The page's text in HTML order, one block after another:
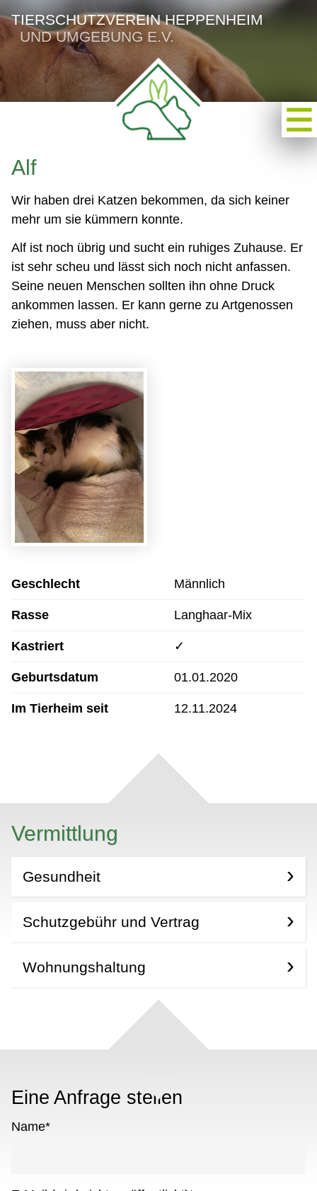
TIERSCHUTZVEREIN HEPPENHEIM
UND UMGEBUNG E.V.
Alf
Wir haben drei Katzen bekommen, da sich keiner
mehr um sie kümmern konnte.
Alf ist noch übrig und sucht ein ruhiges Zuhause. Er
ist sehr scheu und lässt sich noch nicht anfassen.
Seine neuen Menschen sollten ihn ohne Druck
ankommen lassen. Er kann gerne zu Artgenossen
ziehen, muss aber nicht.
Geschlecht Männlich
Rasse Langhaar-Mix
Kastriert ✓
Geburtsdatum 01.01.2020
Im Tierheim seit 12.11.2024
Vermittlung
Gesundheit
Schutzgebühr und Vertrag
Wohnungshaltung
Eine Anfrage stellen
Name*